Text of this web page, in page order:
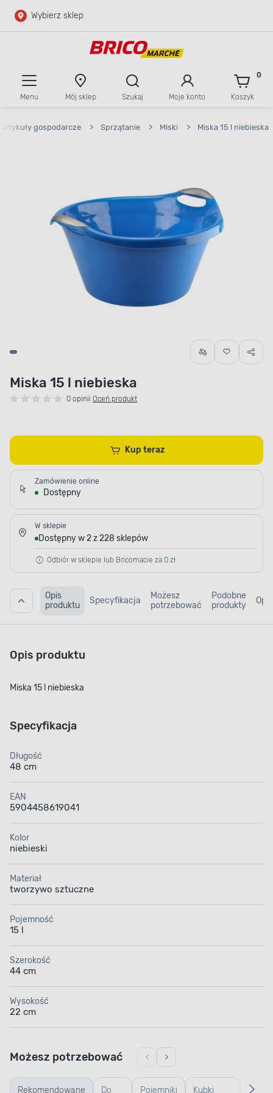
Przejdź do głównej zawartości
Wybierz sklep
Menu Mój sklep Szukaj Moje konto Koszyk
0
Artykuły gospodarcze > Sprzątanie > Miski > Miska 15 l niebieska
Miska 15 l niebieska
0 opinii Oceń produkt
Kup teraz
Zamówienie online
Dostępny
W sklepie
Dostępny w 2 z 228 sklepów
Odbiór w sklepie lub Bricomacie za 0 zł
Opis
produktu
Specyfikacja
Możesz
potrzebować
Podobne
produkty
Opis produktu
Miska 15 l niebieska
Specyfikacja
Długość
48 cm
EAN
5904458619041
Kolor
niebieski
Materiał
tworzywo sztuczne
Pojemność
15 l
Szerokość
44 cm
Wysokość
22 cm
Rekomendowane Do Pojemniki Kubki Gąbki
Możesz potrzebować